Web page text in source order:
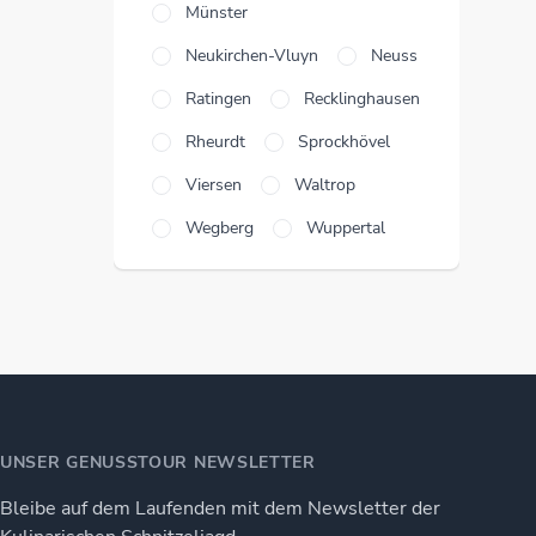
Münster
Neukirchen-Vluyn
Neuss
Ratingen
Recklinghausen
Rheurdt
Sprockhövel
Viersen
Waltrop
Wegberg
Wuppertal
UNSER GENUSSTOUR NEWSLETTER
Bleibe auf dem Laufenden mit dem Newsletter der